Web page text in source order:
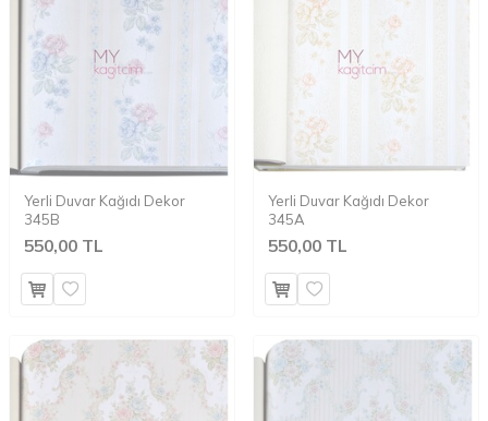
Yerli Duvar Kağıdı Dekor
345B
550,00 TL
Yerli Duvar Kağıdı Dekor
345A
550,00 TL